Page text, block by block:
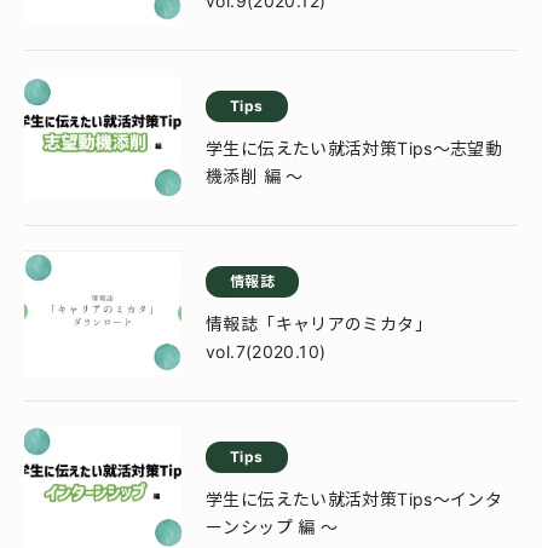
Tips
学生に伝えたい就活対策Tips～志望動
機添削 編 ～
情報誌
情報誌「キャリアのミカタ」
vol.7(2020.10)
Tips
学生に伝えたい就活対策Tips～インタ
ーンシップ 編 ～